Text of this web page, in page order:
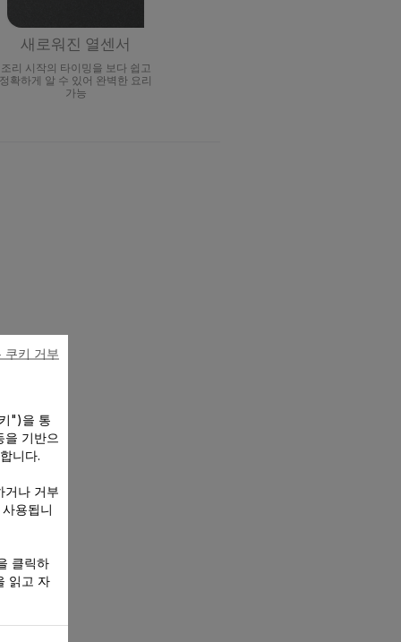
새로워진 열센서
조리 시작의 타이밍을 보다 쉽고
정확하게 알 수 있어 완벽한 요리
가능
")을 통
기반으
니다.
거나 거부
용됩니
클릭하
읽고 자
쿠키 거부